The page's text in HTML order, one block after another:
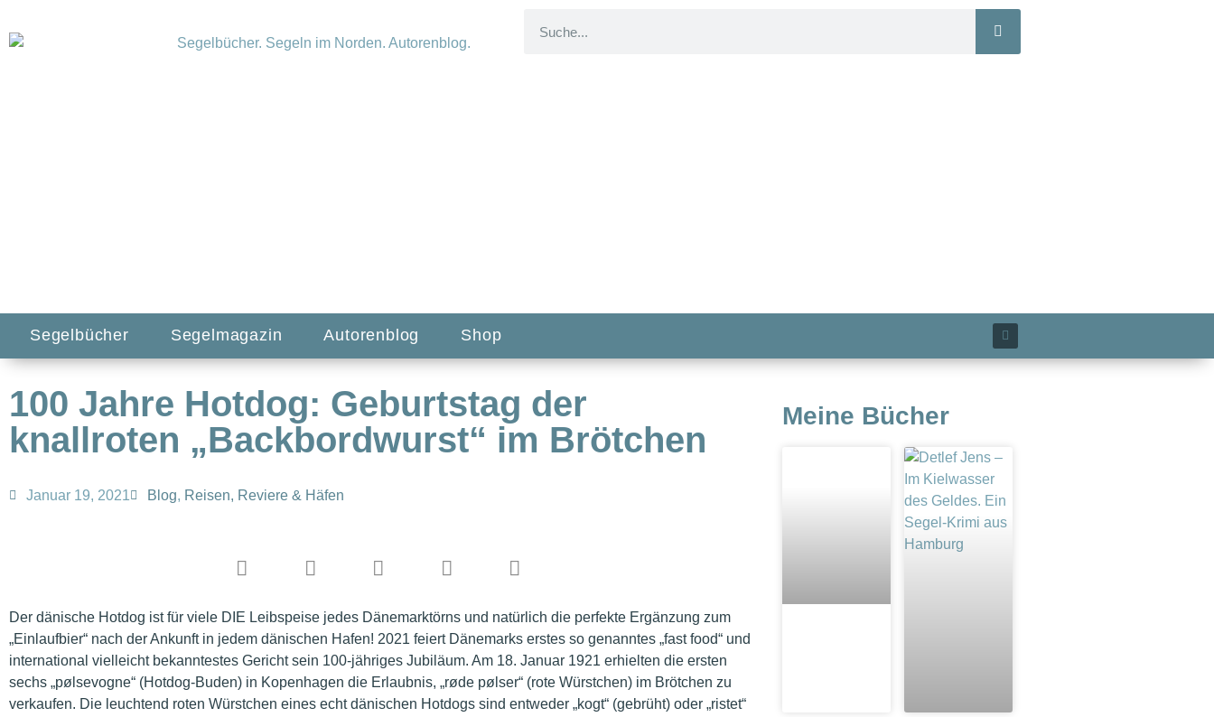
Segelbücher Segelmagazin Autorenblog Shop
100 Jahre Hotdog: Geburtstag der
knallroten „Backbordwurst“ im Brötchen
Januar 19, 2021 Blog, Reisen, Reviere & Häfen
Der dänische Hotdog ist für viele DIE Leibspeise jedes Dänemarktörns und natürlich die perfekte Ergänzung zum
„Einlaufbier“ nach der Ankunft in jedem dänischen Hafen! 2021 feiert Dänemarks erstes so genanntes „fast food“ und
international vielleicht bekanntestes Gericht sein 100-jähriges Jubiläum. Am 18. Januar 1921 erhielten die ersten
sechs „pølsevogne“ (Hotdog-Buden) in Kopenhagen die Erlaubnis, „røde pølser“ (rote Würstchen) im Brötchen zu
verkaufen. Die leuchtend roten Würstchen eines echt dänischen Hotdogs sind entweder „kogt“ (gebrüht) oder „ristet“
Meine Bücher